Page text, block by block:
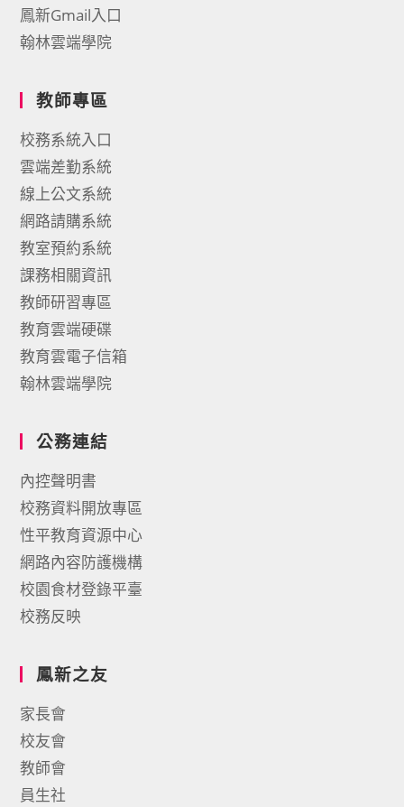
鳳新Gmail入口
翰林雲端學院
教師專區
校務系統入口
雲端差勤系統
線上公文系統
網路請購系統
教室預約系統
課務相關資訊
教師研習專區
教育雲端硬碟
教育雲電子信箱
翰林雲端學院
公務連結
內控聲明書
校務資料開放專區
性平教育資源中心
網路內容防護機構
校園食材登錄平臺
校務反映
鳳新之友
家長會
校友會
教師會
員生社